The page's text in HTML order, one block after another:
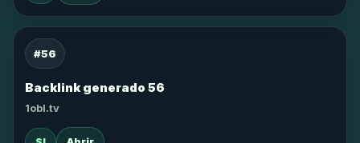
#56
Backlink generado 56
1obl.tv